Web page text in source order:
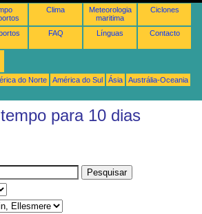
Clima
Meteorologia
maritima
Ciclones
FAQ Línguas Contacto
do Norte América do Sul Ásia
Austrália-Oceania
para 10 dias